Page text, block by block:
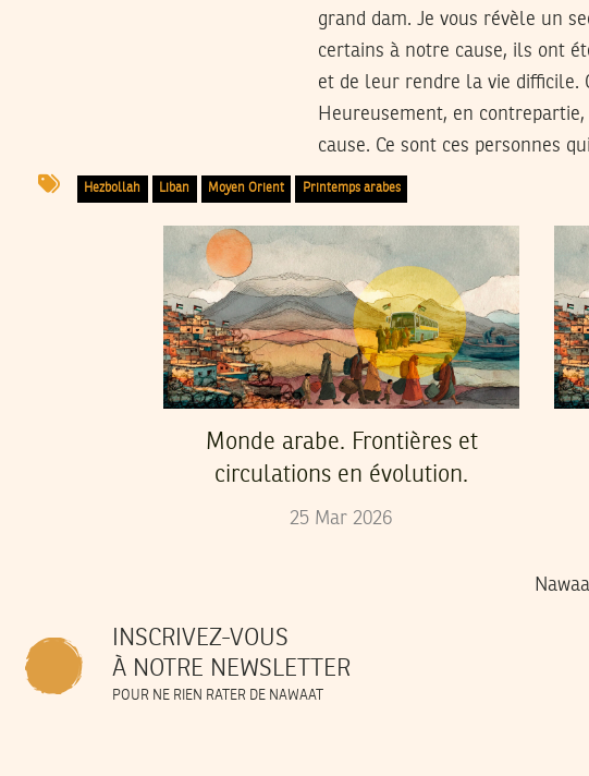
grand dam. Je vous révèle un
certains à notre cause, ils ont
et de leur rendre la vie difficile.
Heureusement, en
cause. Ce sont ces personnes
Hezbollah Liban Moyen Orient Printemps arabes
Monde arabe. Frontières et
circulations en évolution.
25 Mar 2026
INSCRIVEZ-VOUS
À NOTRE NEWSLETTER
POUR NE RIEN RATER DE NAWAAT